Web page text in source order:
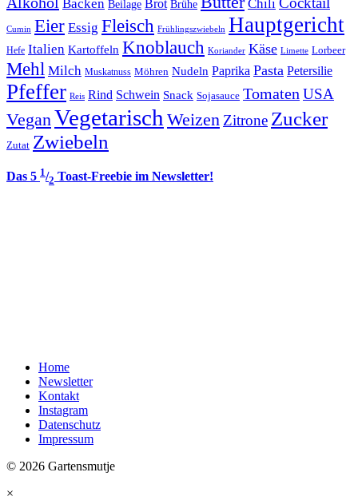
Backen Beilage Brot Brühe Chili
Cumin Eier Essig Fleisch Frühlingszwiebeln Hauptgericht
Hefe Italien Kartoffeln Knoblauch Koriander Käse Limette Lorbeer
Mehl Milch Muskatnuss Möhren Nudeln Paprika Pasta Petersilie
Pfeffer Reis Rind Schwein Snack Sojasauce Tomaten USA
VeganVegetarisch Weizen Zitrone Zucker
Zutat Zwiebeln
Das 5 1/2 Toast-Freebie im Newsletter!
Home
Newsletter
Kontakt
Instagram
Datenschutz
Impressum
© 2026 Gartensmutje
×